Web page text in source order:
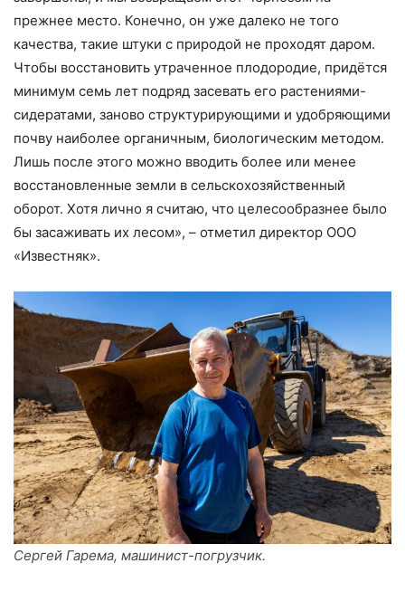
прежнее место. Конечно, он уже далеко не того
качества, такие штуки с природой не проходят даром.
Чтобы восстановить утраченное плодородие, придётся
минимум семь лет подряд засевать его растениями-
сидератами, заново структурирующими и удобряющими
почву наиболее органичным, биологическим методом.
Лишь после этого можно вводить более или менее
восстановленные земли в сельскохозяйственный
оборот. Хотя лично я считаю, что целесообразнее было
бы засаживать их лесом», – отметил директор ООО
«Известняк».
Сергей Гарема, машинист-погрузчик.